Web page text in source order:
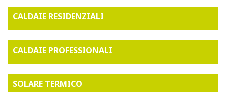
CALDAIE RESIDENZIALI
CALDAIE PROFESSIONALI
SOLARE TERMICO